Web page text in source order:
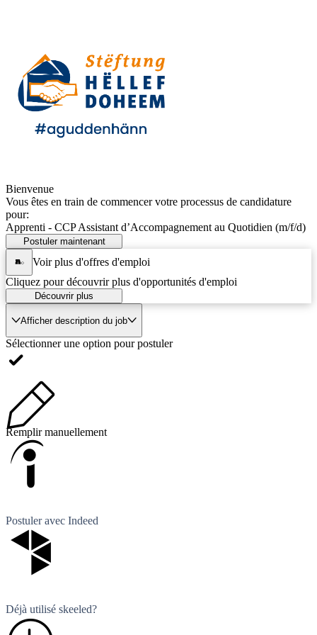
Bienvenue
Vous êtes en train de commencer votre processus de candidature
pour:
Apprenti - CCP Assistant d’Accompagnement au Quotidien (m/f/d)
Postuler maintenant
Voir plus d'offres d'emploi
Cliquez pour découvrir plus d'opportunités d'emploi
Découvrir plus
Afficher description du job
Sélectionner une option pour postuler
Remplir manuellement
Postuler avec Indeed
Déjà utilisé skeeled?